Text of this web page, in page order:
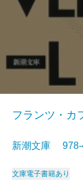
フランツ・カ
新潮文庫
文庫電子書籍あり